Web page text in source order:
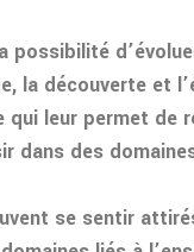
la découverte et
leur permet
des
se sentir